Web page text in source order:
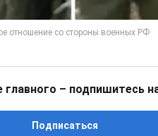
– подпишитесь
Подписаться